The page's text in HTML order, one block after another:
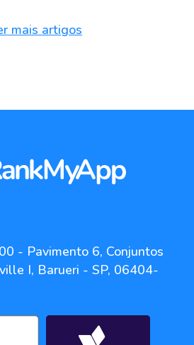
mais artigos
- Pavimento 6, Conjuntos
I, Barueri - SP, 06404-